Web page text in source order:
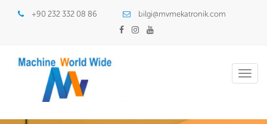
+90 232 332 08 86 bilgi@mvmekatronik.com